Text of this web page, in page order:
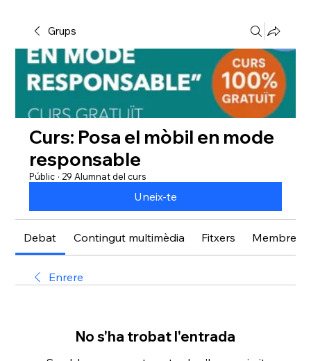
Grups
Curs: Posa el mòbil en mode
responsable
Públic · 29 Alumnat del curs
Uneix-te
Debat Contingut multimèdia Fitxers Membres
Enrere
No s'ha trobat l'entrada